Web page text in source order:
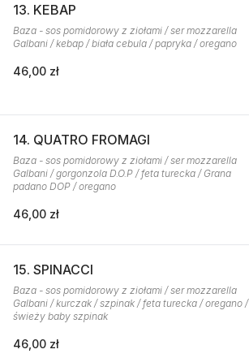
13. KEBAP
Baza - sos pomidorowy z ziołami / ser mozzarella
Galbani / kebap / biała cebula / papryka / oregano
46,00 zł
14. QUATRO FROMAGI
Baza - sos pomidorowy z ziołami / ser mozzarella
Galbani / gorgonzola D.O.P / feta turecka / Grana
padano DOP / oregano
46,00 zł
15. SPINACCI
Baza - sos pomidorowy z ziołami / ser mozzarella
Galbani / kurczak / szpinak / feta turecka / oregano /
świeży baby szpinak
46,00 zł